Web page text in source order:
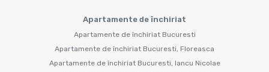
Apartamente de închiriat
Apartamente de închiriat Bucuresti
Apartamente de închiriat Bucuresti, Floreasca
Apartamente de închiriat Bucuresti, Iancu Nicolae